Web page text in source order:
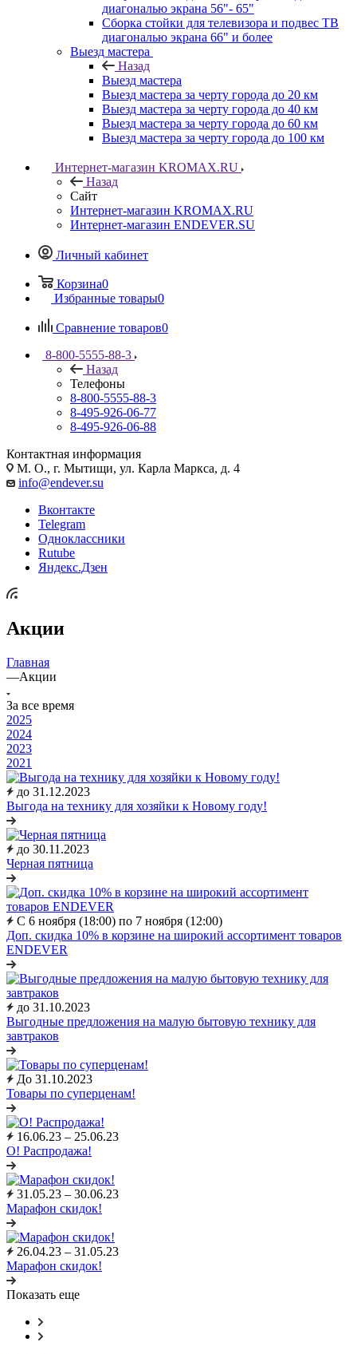
диагональю экрана 56"- 65"
Сборка стойки для телевизора и подвес ТВ
диагональю экрана 66" и более
Выезд мастера
Назад
Выезд мастера
Выезд мастера за черту города до 20 км
Выезд мастера за черту города до 40 км
Выезд мастера за черту города до 60 км
Выезд мастера за черту города до 100 км
Интернет-магазин KROMAX.RU
Назад
Сайт
Интернет-магазин KROMAX.RU
Интернет-магазин ENDEVER.SU
Личный кабинет
Корзина0
Избранные товары0
Сравнение товаров0
8-800-5555-88-3
Назад
Телефоны
8-800-5555-88-3
8-495-926-06-77
8-495-926-06-88
Контактная информация
М. О., г. Мытищи, ул. Карла Маркса, д. 4
info@endever.su
Вконтакте
Telegram
Одноклассники
Rutube
Яндекс.Дзен
Акции
Главная
—Акции
За все время
2025
2024
2023
2021
до 31.12.2023
Выгода на технику для хозяйки к Новому году!
до 30.11.2023
Черная пятница
С 6 ноября (18:00) по 7 ноября (12:00)
Доп. скидка 10% в корзине на широкий ассортимент товаров
ENDEVER
до 31.10.2023
Выгодные предложения на малую бытовую технику для
завтраков
До 31.10.2023
Товары по суперценам!
16.06.23 – 25.06.23
O! Распродажа!
31.05.23 – 30.06.23
Марафон скидок!
26.04.23 – 31.05.23
Марафон скидок!
Показать еще